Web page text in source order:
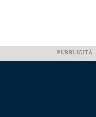
PUBBLICITÀ